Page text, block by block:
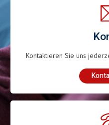
Kontaktieren Sie uns